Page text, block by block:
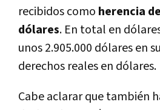
recibidos como herencia
dólares. En total en
unos 2.905.000 dólares en
derechos reales en dólares.
Cabe aclarar que también